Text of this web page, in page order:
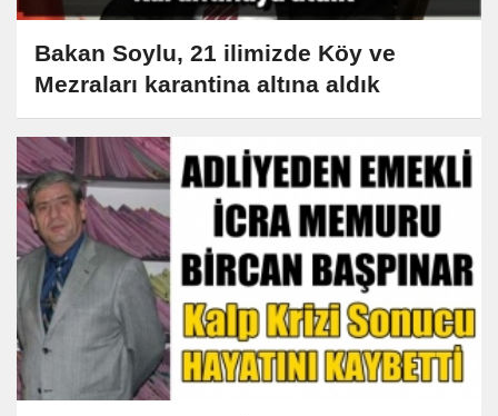
Bakan Soylu, 21 ilimizde Köy ve
Mezraları karantina altına aldık